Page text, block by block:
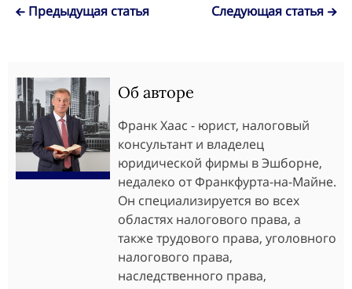
Предыдущая статья Следующая статья
Об авторе
Франк Хаас - юрист, налоговый
консультант и владелец
юридической фирмы в Эшборне,
недалеко от Франкфурта-на-Майне.
Он специализируется во всех
областях налогового права, а
также трудового права, уголовного
налогового права,
наследственного права,